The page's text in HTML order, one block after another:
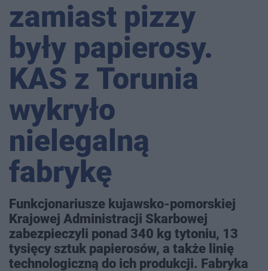
zamiast pizzy
były papierosy.
KAS z Torunia
wykryło
nielegalną
fabrykę
Funkcjonariusze kujawsko-pomorskiej
Krajowej Administracji Skarbowej
zabezpieczyli ponad 340 kg tytoniu, 13
tysięcy sztuk papierosów, a także linię
technologiczną do ich produkcji. Fabryka